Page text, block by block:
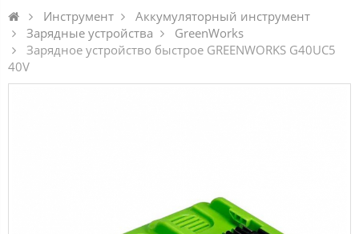
Инструмент
Аккумуляторный инструмент
Зарядные устройства
GreenWorks
Зарядное устройство быстрое GREENWORKS G40UC5
40V